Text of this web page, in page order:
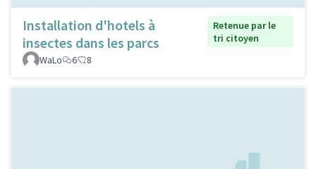
Installation d'hotels à
insectes dans les parcs
Retenue par le
tri citoyen
WaLo
6 8